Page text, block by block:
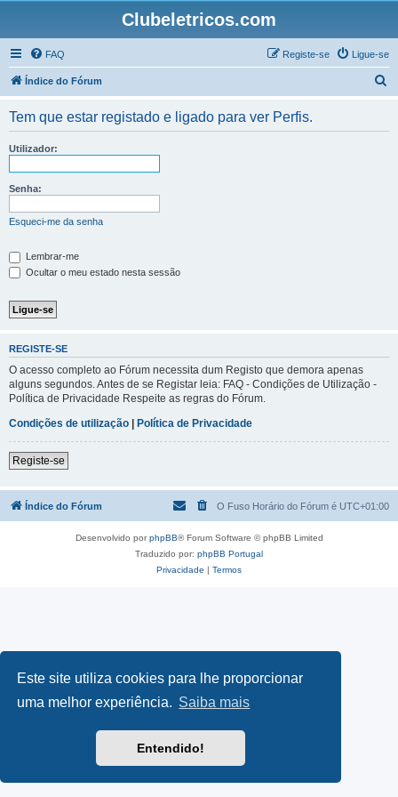
Este site utiliza cookies para lhe proporcionar
uma melhor experiência. Saiba mais
Entendido!
Clubeletricos.com
FAQ Ligue-se
Registe-se
Índice do Fórum
Tem que estar registado e ligado para ver Perfis.
Utilizador:
Senha:
Esqueci-me da senha
Lembrar-me
Ocultar o meu estado nesta sessão
REGISTE-SE
O acesso completo ao Fórum necessita dum Registo que demora apenas
alguns segundos. Antes de se Registar leia: FAQ - Condições de Utilização -
Política de Privacidade Respeite as regras do Fórum.
Condições de utilização | Política de Privacidade
Registe-se
Índice do Fórum O Fuso Horário do Fórum é UTC+01:00
Desenvolvido porphpBB® Forum Software © phpBB Limited
Traduzido por: phpBB Portugal
Privacidade | Termos